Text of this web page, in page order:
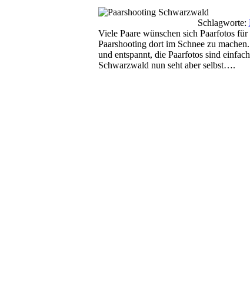
Schlagworte:
Viele Paare wünschen sich Paarfotos
Paarshooting dort im Schnee zu
und entspannt, die Paarfotos sind
Schwarzwald nun seht aber selbst….